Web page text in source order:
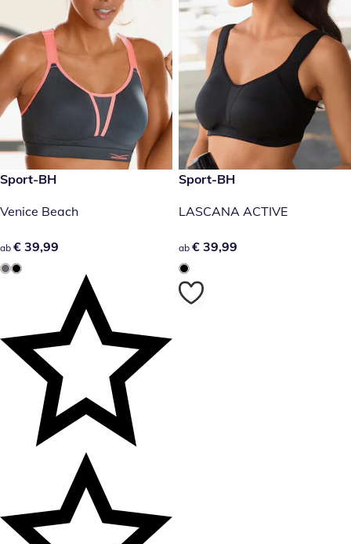
€ 39,99
Sport-BH
Venice Beach
€ 39,99
ab € 39,99
€ 39,99
Sport-BH
LASCANA ACTIVE
€ 39,99
ab € 39,99